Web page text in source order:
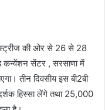
की ओर से 26 से 28
सेंटर , सरसाणा में
तीन दिवसीय इस बी2बी
हिस्सा लेंगे तथा 25,000